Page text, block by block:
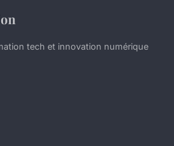
tech et innovation numérique